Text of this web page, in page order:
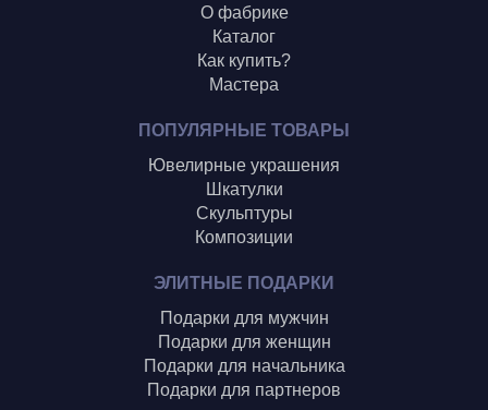
О фабрике
Каталог
Как купить?
Мастера
ПОПУЛЯРНЫЕ ТОВАРЫ
Ювелирные украшения
Шкатулки
Скульптуры
Композиции
ЭЛИТНЫЕ ПОДАРКИ
Подарки для мужчин
Подарки для женщин
Подарки для начальника
Подарки для партнеров